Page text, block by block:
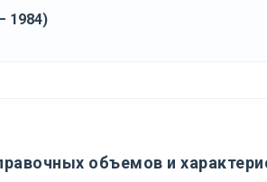
1984)
объемов и